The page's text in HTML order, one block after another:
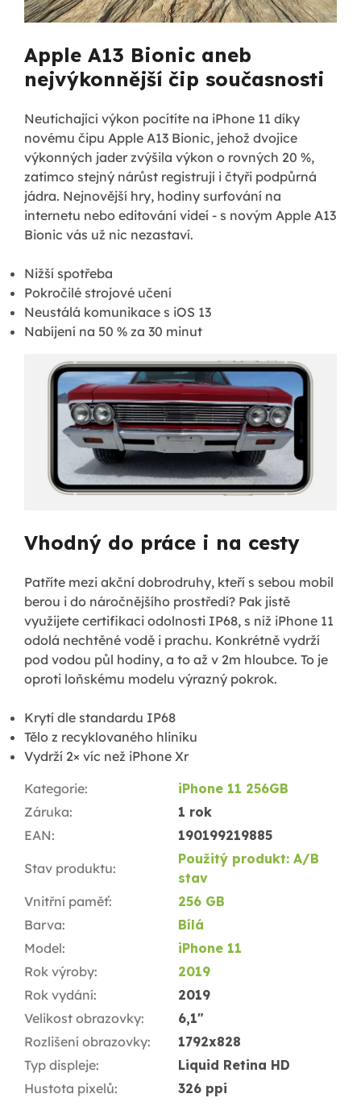
Apple A13 Bionic aneb
nejvýkonnější čip současnosti
Neutichající výkon pocítíte na iPhone 11 díky
novému čipu Apple A13 Bionic, jehož dvojice
výkonných jader zvýšila výkon o rovných 20 %,
zatímco stejný nárůst registrují i čtyři podpůrná
jádra. Nejnovější hry, hodiny surfování na
internetu nebo editování videí - s novým Apple A13
Bionic vás už nic nezastaví.
Nižší spotřeba
Pokročilé strojové učení
Neustálá komunikace s iOS 13
Nabíjení na 50 % za 30 minut
Vhodný do práce i na cesty
Patříte mezi akční dobrodruhy, kteří s sebou mobil
berou i do náročnějšího prostředí? Pak jistě
využijete certifikaci odolnosti IP68, s níž iPhone 11
odolá nechtěné vodě i prachu. Konkrétně vydrží
pod vodou půl hodiny, a to až v 2m hloubce. To je
oproti loňskému modelu výrazný pokrok.
Krytí dle standardu IP68
Tělo z recyklovaného hliníku
Vydrží 2× víc než iPhone Xr
Kategorie:
iPhone 11 256GB
Záruka:
1 rok
EAN: 190199219885
Stav produktu:
Použitý produkt: A/B
stav
Vnitřní paměť:
256 GB
Barva:
Bílá
Model:
iPhone 11
Rok výroby:
2019
Rok vydání:
2019
Velikost obrazovky:
6,1"
Rozlišení obrazovky:
1792x828
Typ displeje:
Liquid Retina HD
Hustota pixelů:
326 ppi